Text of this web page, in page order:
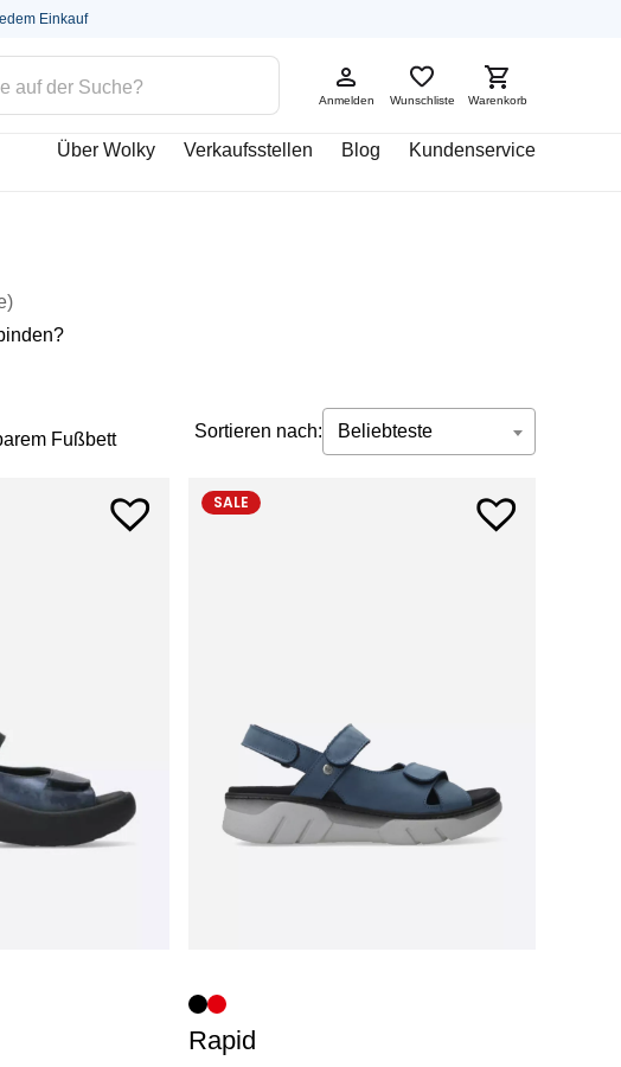
Einkauf
Anmelden Wunschliste Warenkorb
Über Wolky Verkaufsstellen Blog Kundenservice
)
Fußbett
Sortieren nach: Beliebteste
SALE
Rapid